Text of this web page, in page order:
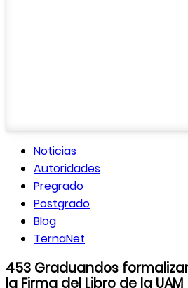
Noticias
Autoridades
Pregrado
Postgrado
Blog
TernaNet
453 Graduandos
la Firma del Libro de la UAM